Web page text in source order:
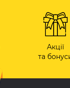
Акції
та